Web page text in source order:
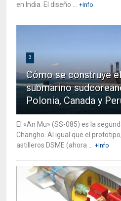
en India. El diseño ...
+Info
3
Cómo se construye
submarino
Polonia, Canada y
El «An Mu» (SS-085) es la
Changho. Al igual que el
astilleros DSME (ahora ...
+Info